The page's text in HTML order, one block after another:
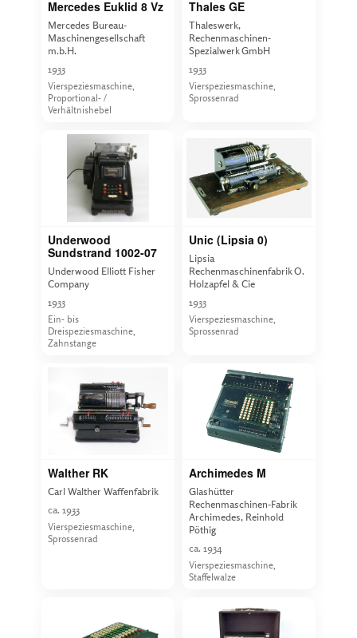
Mercedes Euklid 8 Vz
Mercedes Bureau-
Maschinengesellschaft
m.b.H.
1933
Vierspeziesmaschine,
Proportional- /
Verhältnishebel
Thales GE
Thaleswerk,
Rechenmaschinen-
Spezialwerk GmbH
1933
Vierspeziesmaschine,
Sprossenrad
Underwood
Sundstrand 1002-07
Underwood Elliott Fisher
Company
1933
Ein- bis
Dreispeziesmaschine,
Zahnstange
Unic (Lipsia 0)
Lipsia
Rechenmaschinenfabrik O.
Holzapfel & Cie
1933
Vierspeziesmaschine,
Sprossenrad
Walther RK
Carl Walther Waffenfabrik
ca. 1933
Vierspeziesmaschine,
Sprossenrad
Archimedes M
Glashütter
Rechenmaschinen-Fabrik
Archimedes, Reinhold
Pöthig
ca. 1934
Vierspeziesmaschine,
Staffelwalze